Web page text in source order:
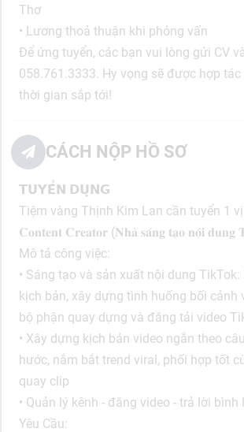
Thơ
• Lương thoả thuận khi phỏng vấn
Để ứng tuyển, các bạn vui lòng gửi CV
058.761.3333. Hy vọng sẽ được hợp
thời gian sắp tới!
CÁCH NỘP HỒ SƠ
𝗧𝗨𝗬𝗘̂̉𝗡 𝗗𝗨̣𝗡𝗚
Tiệm vàng Thịnh Kim Lan cần tuyển 1
𝐂𝐨𝐧𝐭𝐞𝐧𝐭 𝐂𝐫𝐞𝐚𝐭𝐨𝐫 (𝐍𝐡𝐚̀ 𝐬𝐚́𝐧𝐠 𝐭𝐚̣𝐨 𝐧𝐨̣̂𝐢 𝐝𝐮𝐧𝐠
Mô tả công việc:
• Sáng tạo và sản xuất nội dung
kịch bản, xây dựng tình huống bối cảnh
bộ phận quay dựng và đăng tải video
• Xây dựng kịch bản video ngắn theo
hước, nắm bắt trend viral, phối hợp tốt
quay clip
• Quản lý kênh - đăng video - trả lời bình
Yêu Cầu: